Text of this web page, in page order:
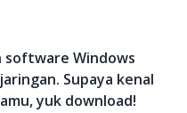
software Windows
Supaya kenal
yuk download!